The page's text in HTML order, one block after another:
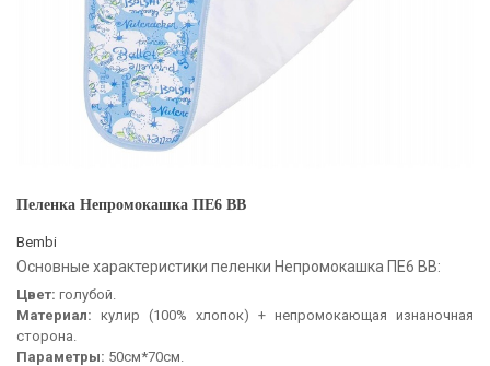
Пеленка Непромокашка ПЕ6 BB
Bembi
Основные характеристики пеленки Непромокашка ПЕ6 BB:
Цвет: голубой.
Материал: кулир (100% хлопок) + непромокающая изнаночная
сторона.
Параметры: 50см*70см.